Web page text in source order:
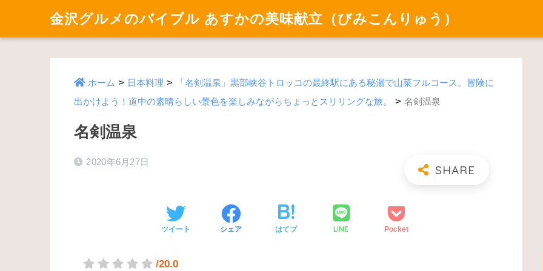
金沢グルメのバイブル あすかの美味献立（びみこんりゅう）
ホーム > 日本料理 >
「名剣温泉」黒部峡谷トロッコの最終駅にある秘湯で山菜フルコース。冒険に
出かけよう！道中の素晴らしい景色を楽しみながらちょっとスリリングな旅。
> 名剣温泉
名剣温泉
2020年6月27日
ツイート シェア はてブ LINE Pocket
/20.0